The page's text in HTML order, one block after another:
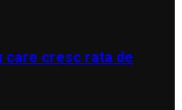
care cresc rata de